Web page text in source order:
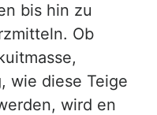
bis hin zu
Ob
wie diese Teige
wird en